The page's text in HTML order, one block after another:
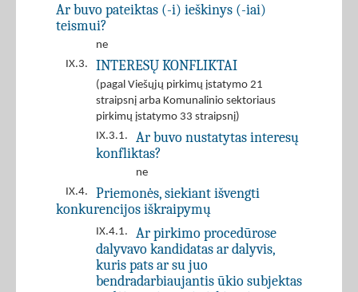
Ar buvo pateiktas (-i) ieškinys (-iai)
teismui?
ne
IX.3.
INTERESŲ KONFLIKTAI
(pagal Viešųjų pirkimų įstatymo 21
straipsnį arba Komunalinio sektoriaus
pirkimų įstatymo 33 straipsnį)
IX.3.1.
Ar buvo nustatytas interesų
konfliktas?
ne
IX.4.
Priemonės, siekiant išvengti
konkurencijos iškraipymų
IX.4.1.
Ar pirkimo procedūrose
dalyvavo kandidatas ar dalyvis,
kuris pats ar su juo
bendradarbiaujantis ūkio subjektas